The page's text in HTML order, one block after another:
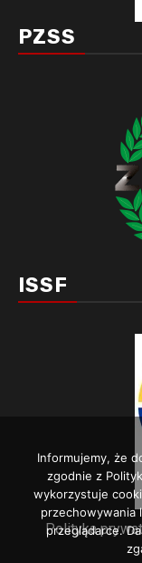
PZSS
ISSF
Polityka
Informujemy, że
zgodnie z
wykorzystuje
przechowywania
przeglądarce.